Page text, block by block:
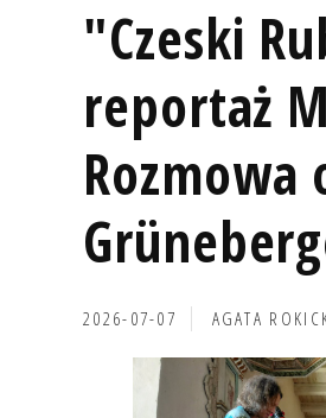
"Czeski
reportaż
2026-07-07 AGATA